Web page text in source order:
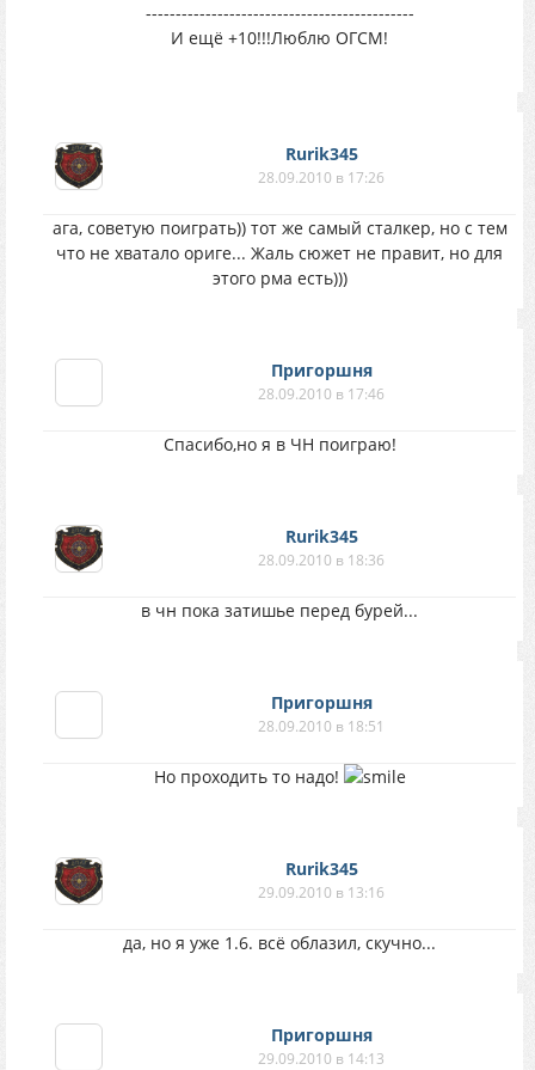
---------------------------------------------
И ещё +10!!!Люблю ОГСМ!
Rurik345
28.09.2010 в 17:26
ага, советую поиграть)) тот же самый сталкер, но с тем
что не хватало ориге... Жаль сюжет не правит, но для
этого рма есть)))
Пригоршня
28.09.2010 в 17:46
Спасибо,но я в ЧН поиграю!
Rurik345
28.09.2010 в 18:36
в чн пока затишье перед бурей...
Пригоршня
28.09.2010 в 18:51
Но проходить то надо!
Rurik345
29.09.2010 в 13:16
да, но я уже 1.6. всё облазил, скучно...
Пригоршня
29.09.2010 в 14:13